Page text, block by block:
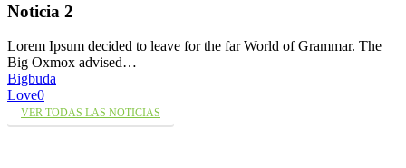
Noticia 2
Lorem Ipsum decided to leave for the far World of Grammar. The
Big Oxmox advised…
Bigbuda
Love0
VER TODAS LAS NOTICIAS